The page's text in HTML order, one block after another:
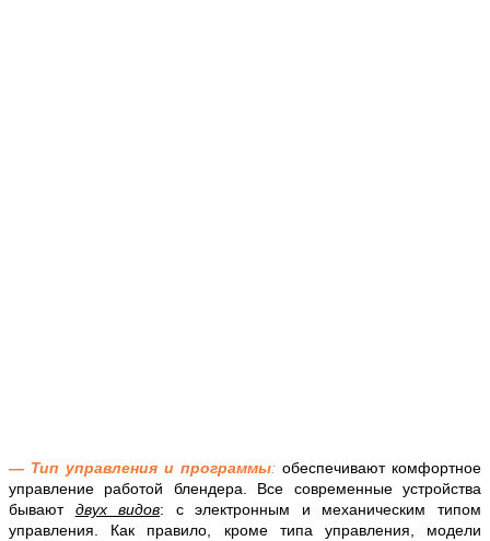
— Тип управления и программы: обеспечивают комфортное
управление работой блендера. Все современные устройства
бывают двух видов: с электронным и механическим типом
управления. Как правило, кроме типа управления, модели